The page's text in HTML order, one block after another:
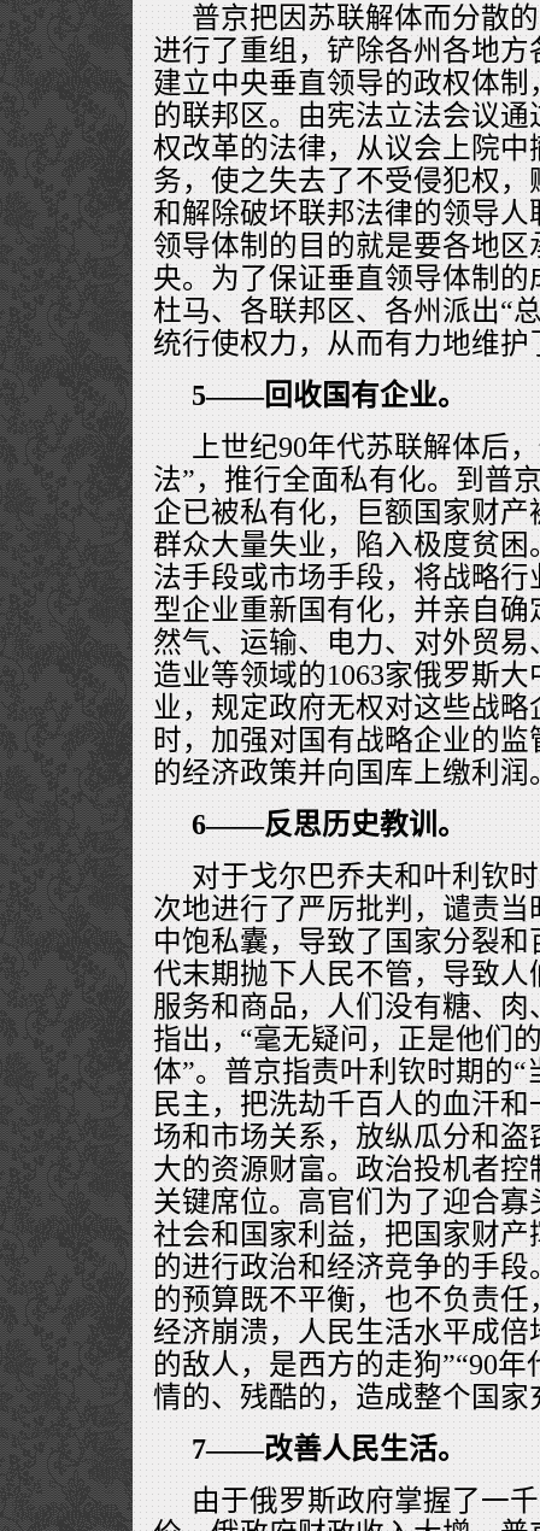
普京把因苏联解体而分散
进行了重组，铲除各州各地
建立中央垂直领导的政权体
的联邦区。由宪法立法会议
权改革的法律，从议会上院
务，使之失去了不受侵犯权
和解除破坏联邦法律的领导
领导体制的目的就是要各地
央。为了保证垂直领导体制
杜马、各联邦区、各州派出“
统行使权力，从而有力地维护
5――回收国有企业。
上世纪90年代苏联解体后
法”，推行全面私有化。到普
企已被私有化，巨额国家财
群众大量失业，陷入极度贫
法手段或市场手段，将战略
型企业重新国有化，并亲自
然气、运输、电力、对外贸
造业等领域的1063家俄罗斯
业，规定政府无权对这些战
时，加强对国有战略企业的
的经济政策并向国库上缴利润
6——反思历史教训。
对于戈尔巴乔夫和叶利钦
次地进行了严厉批判，谴责
中饱私囊，导致了国家分裂和
代末期抛下人民不管，导致
服务和商品，人们没有糖、肉
指出，“毫无疑问，正是他们
体”。普京指责叶利钦时期的
民主，把洗劫千百人的血汗
场和市场关系，放纵瓜分和
大的资源财富。政治投机者
关键席位。高官们为了迎合
社会和国家利益，把国家财
的进行政治和经济竞争的手
的预算既不平衡，也不负责
经济崩溃，人民生活水平成倍
的敌人，是西方的走狗”“90
情的、残酷的，造成整个国家
7——改善人民生活。
由于俄罗斯政府掌握了一